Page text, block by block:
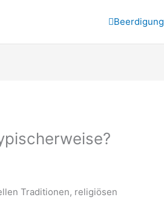
Beerdigung
Traditionen, religiösen